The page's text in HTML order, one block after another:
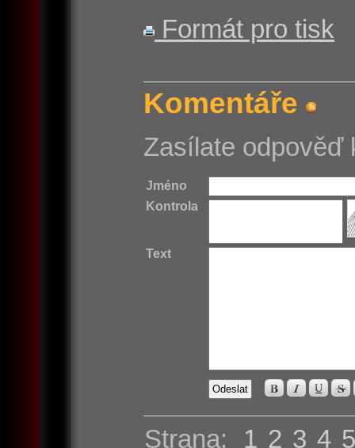
Formát pro tisk
Komentáře
Zasílate odpověď
Jméno
Kontrola
Text
Strana: 1 2 3 4 5